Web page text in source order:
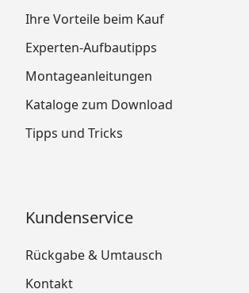
Ihre Vorteile beim Kauf
Experten-Aufbautipps
Montageanleitungen
Kataloge zum Download
Tipps und Tricks
Kundenservice
Rückgabe & Umtausch
Kontakt